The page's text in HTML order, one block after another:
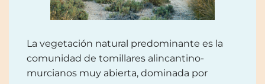
La vegetación natural predominante es la
comunidad de tomillares alincantino-
murcianos muy abierta, dominada por